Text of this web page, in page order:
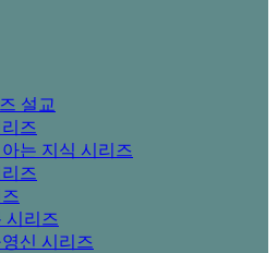
설교
즈
는 지식 시리즈
즈
시리즈
신 시리즈